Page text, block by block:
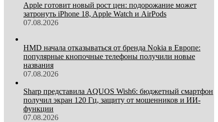
Apple готовит новый рост цен: подорожание может
затронуть iPhone 18, Apple Watch и AirPods
07.08.2026
HMD начала отказываться от бренда Nokia в Европе:
популярные кнопочные телефоны получили новые
названия
07.08.2026
Sharp представила AQUOS Wish6: бюджетный смартфон
получил экран 120 Гц, защиту от мошенников и ИИ-
функции
07.08.2026